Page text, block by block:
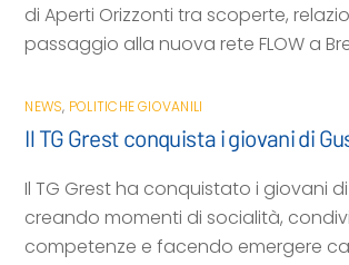
di Aperti Orizzonti tra scoperte,
passaggio alla nuova rete FLOW a
NEWS, POLITICHE GIOVANILI
Il TG Grest conquista i giovani di
Il TG Grest ha conquistato i giovani
creando momenti di socialità,
competenze e facendo emergere